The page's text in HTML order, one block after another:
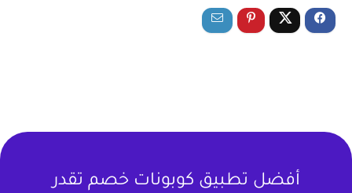
أفضل تطبيق كوبونات خصم تقدر